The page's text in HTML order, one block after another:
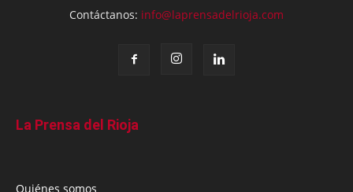
Contáctanos: info@laprensadelrioja.com
La Prensa del Rioja
Quiénes somos